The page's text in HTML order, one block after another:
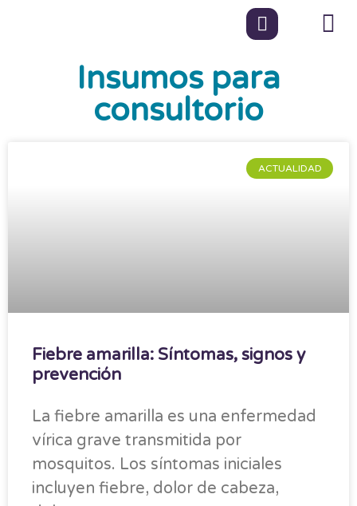
Insumos para
consultorio
ACTUALIDAD
Fiebre amarilla: Síntomas, signos y
prevención
La fiebre amarilla es una enfermedad
vírica grave transmitida por
mosquitos. Los síntomas iniciales
incluyen fiebre, dolor de cabeza,